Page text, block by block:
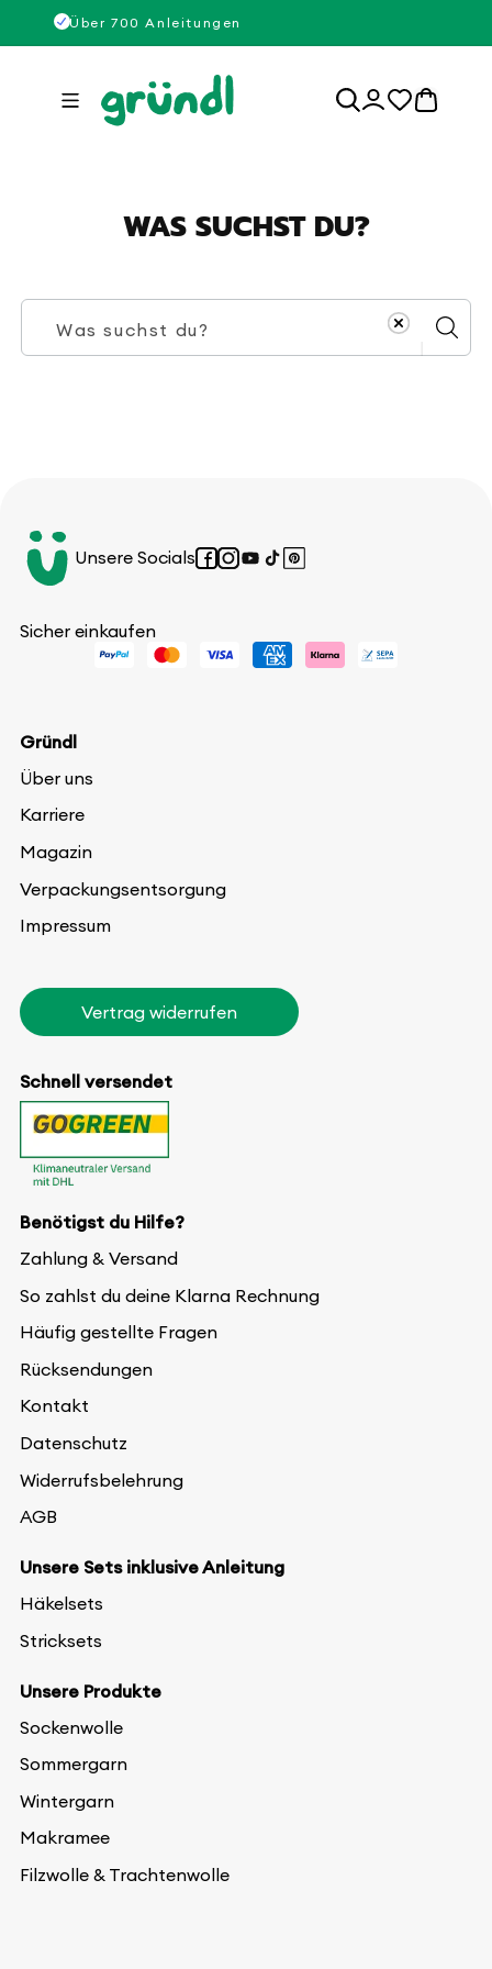
Direkt
zum
Über 700 Anleitungen
Einloggen
0
Artikel
WAS SUCHST DU?
Was suchst du?
Unsere SocialsFacebook
Instagram
YouTube
TikTokPinterest
Sicher einkaufen
Benötigst du Hilfe?
Zahlung & Versand
So zahlst du deine Klarna Rechnung
Häufig gestellte Fragen
Rücksendungen
Kontakt
Datenschutz
Widerrufsbelehrung
AGB
Unsere Sets inklusive Anleitung
Häkelsets
Stricksets
Unsere Produkte
Sockenwolle
Sommergarn
Wintergarn
Makramee
Filzwolle & Trachtenwolle
Gründl
Über uns
Karriere
Magazin
Verpackungsentsorgung
Impressum
Vertrag widerrufen
Schnell versendet